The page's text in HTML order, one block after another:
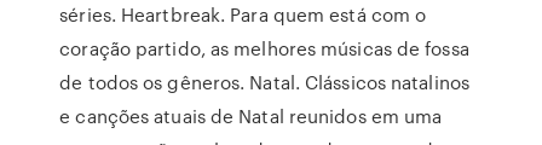
séries. Heartbreak. Para quem está com o
coração partido, as melhores músicas de fossa
de todos os gêneros. Natal. Clássicos natalinos
e canções atuais de Natal reunidos em uma